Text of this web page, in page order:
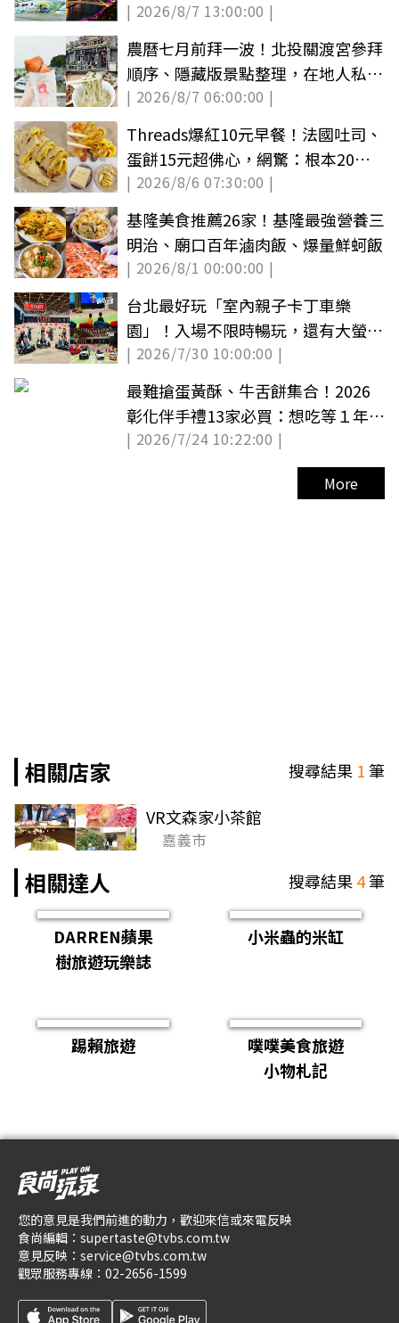
飲金
| 2026/8/7 13:00:00 |
農曆七月前拜一波！北投關渡宮參拜
順序、隱藏版景點整理，在地人私藏
美食曝光
| 2026/8/7 06:00:00 |
Threads爆紅10元早餐！法國吐司、
蛋餅15元超佛心，網驚：根本20年
前物價
| 2026/8/6 07:30:00 |
基隆美食推薦26家！基隆最強營養三
明治、廟口百年滷肉飯、爆量鮮蚵飯
| 2026/8/1 00:00:00 |
台北最好玩「室內親子卡丁車樂
園」！入場不限時暢玩，還有大螢幕
Switch遊戲區
| 2026/7/30 10:00:00 |
最難搶蛋黃酥、牛舌餅集合！2026
彰化伴手禮13家必買：想吃等１年、
隱藏版
| 2026/7/24 10:22:00 |
More
相關店家 搜尋結果 1筆
VR文森家小茶館
嘉義市
相關達人 搜尋結果4筆
DARREN蘋果
樹旅遊玩樂誌
小米蟲的米缸
踢賴旅遊
噗噗美食旅遊
小物札記
您的意見是我們前進的動力，歡迎來信或來電反映
食尚編輯： supertaste@tvbs.com.tw
意見反映： service@tvbs.com.tw
觀眾服務專線： 02-2656-1599